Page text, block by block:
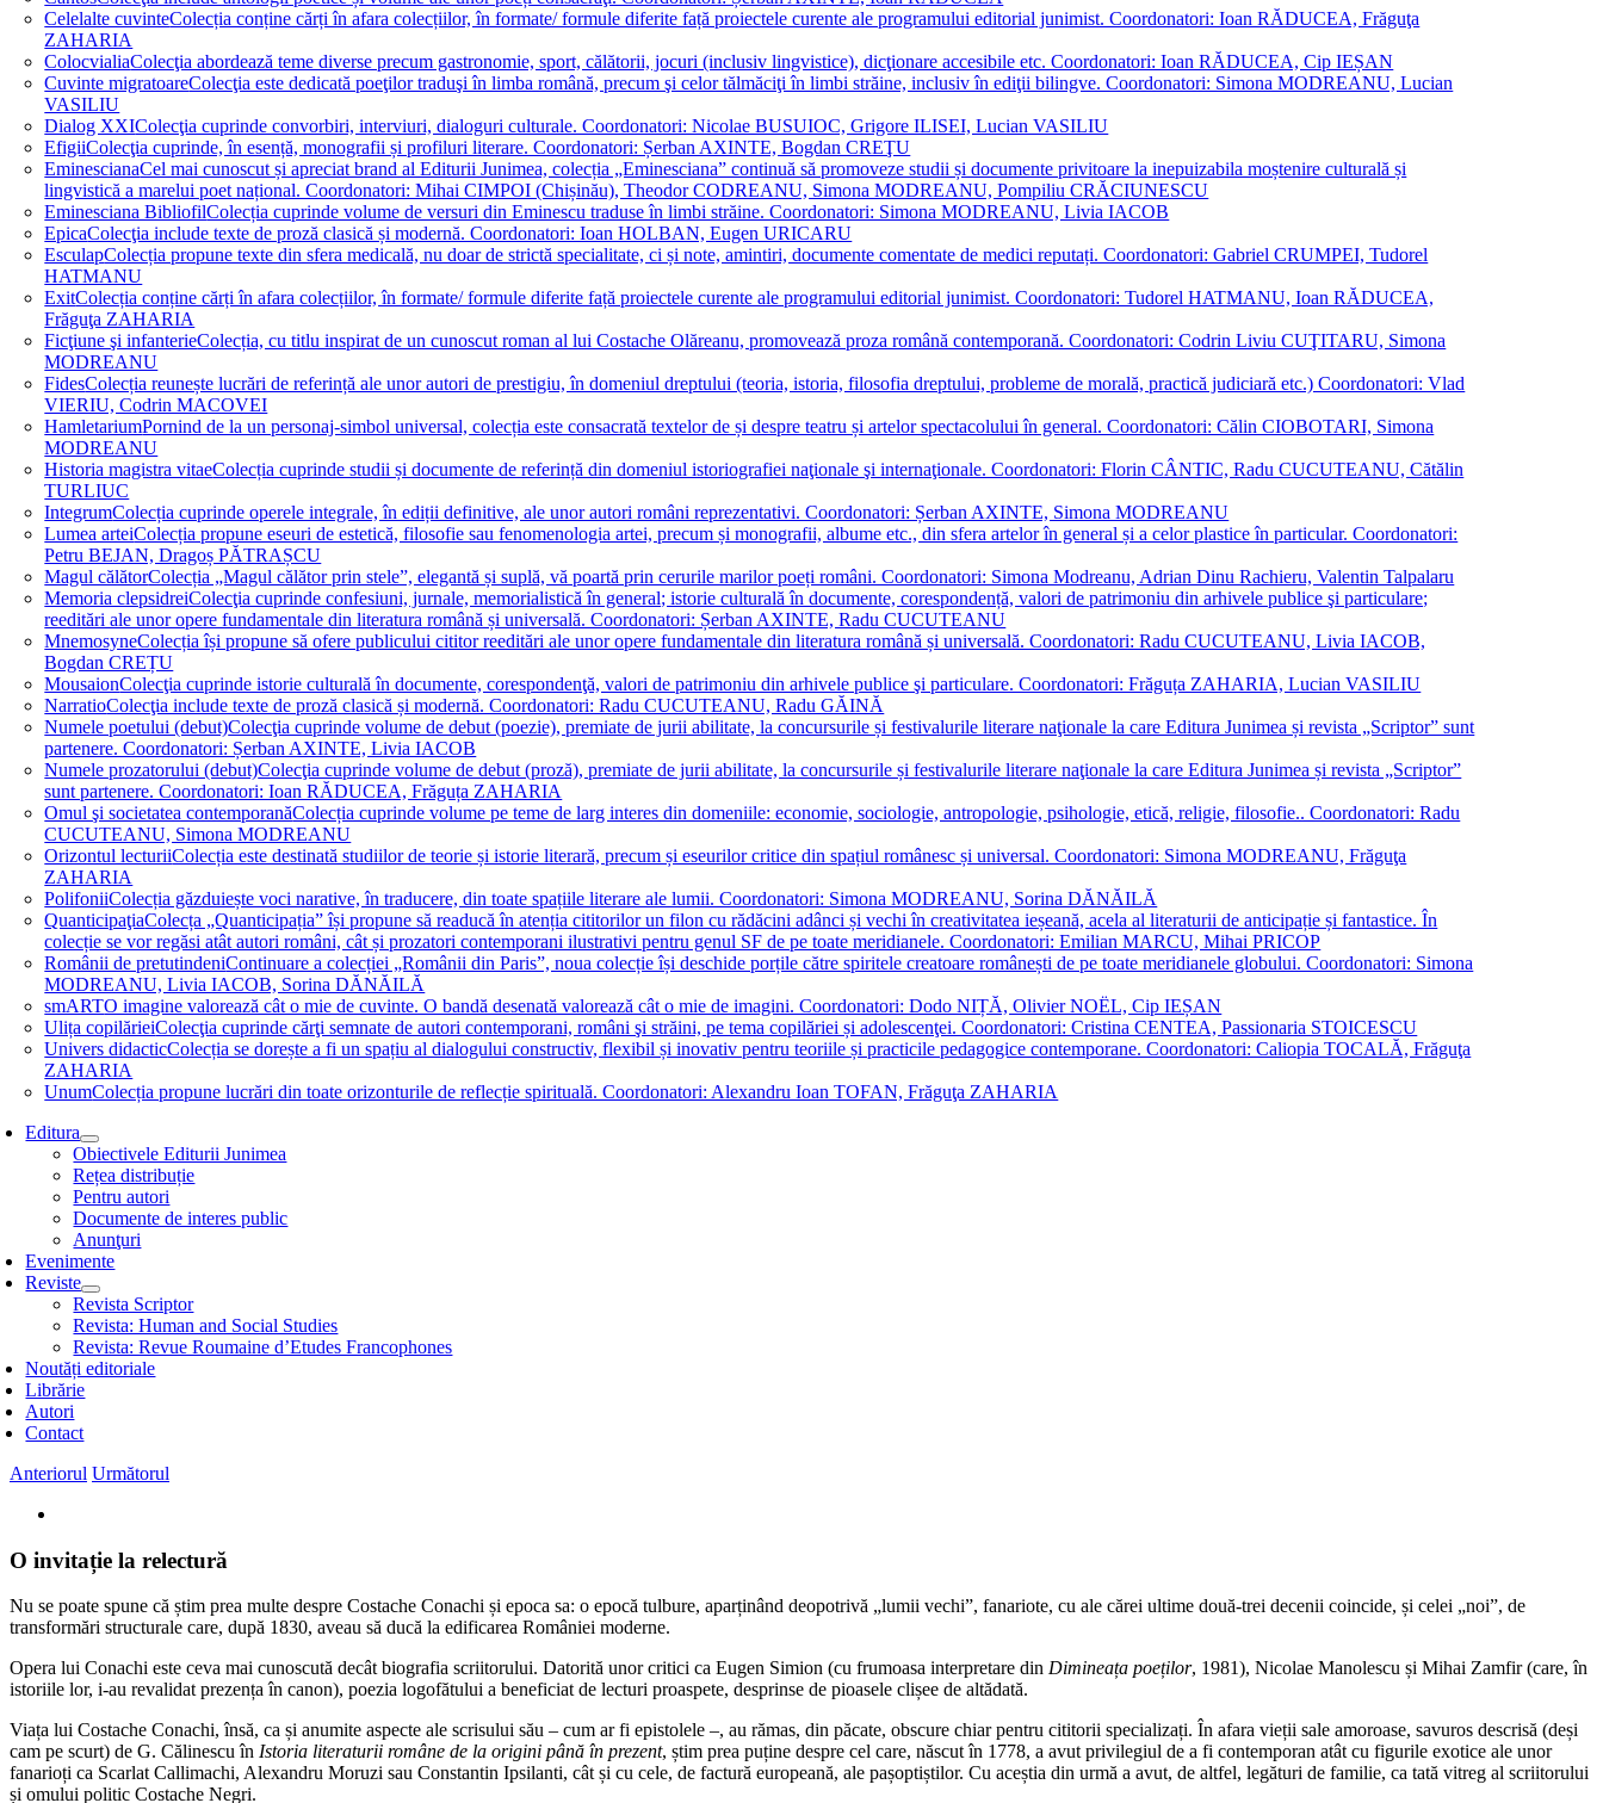
Celelalte cuvinteColecția conține cărți în afara colecțiilor, în formate/ formule diferite față proiectele curente ale programului editorial junimist. Coordonatori: Ioan RĂDUCEA, Frăguţa
ZAHARIA
ColocvialiaColecţia abordează teme diverse precum gastronomie, sport, călătorii, jocuri (inclusiv lingvistice), dicţionare accesibile etc. Coordonatori: Ioan RĂDUCEA, Cip IEȘAN
Cuvinte migratoareColecţia este dedicată poeţilor traduşi în limba română, precum şi celor tălmăciţi în limbi străine, inclusiv în ediţii bilingve. Coordonatori: Simona MODREANU, Lucian
VASILIU
Dialog XXIColecţia cuprinde convorbiri, interviuri, dialoguri culturale. Coordonatori: Nicolae BUSUIOC, Grigore ILISEI, Lucian VASILIU
EfigiiColecţia cuprinde, în esență, monografii și profiluri literare. Coordonatori: Șerban AXINTE, Bogdan CREŢU
EminescianaCel mai cunoscut și apreciat brand al Editurii Junimea, colecția „Eminesciana” continuă să promoveze studii și documente privitoare la inepuizabila moștenire culturală și
lingvistică a marelui poet național. Coordonatori: Mihai CIMPOI (Chișinău), Theodor CODREANU, Simona MODREANU, Pompiliu CRĂCIUNESCU
Eminesciana BibliofilColecția cuprinde volume de versuri din Eminescu traduse în limbi străine. Coordonatori: Simona MODREANU, Livia IACOB
EpicaColecţia include texte de proză clasică și modernă. Coordonatori: Ioan HOLBAN, Eugen URICARU
EsculapColecția propune texte din sfera medicală, nu doar de strictă specialitate, ci și note, amintiri, documente comentate de medici reputați. Coordonatori: Gabriel CRUMPEI, Tudorel
HATMANU
ExitColecția conține cărți în afara colecțiilor, în formate/ formule diferite față proiectele curente ale programului editorial junimist. Coordonatori: Tudorel HATMANU, Ioan RĂDUCEA,
Frăguţa ZAHARIA
Ficţiune şi infanterieColecția, cu titlu inspirat de un cunoscut roman al lui Costache Olăreanu, promovează proza română contemporană. Coordonatori: Codrin Liviu CUŢITARU, Simona
MODREANU
FidesColecția reunește lucrări de referință ale unor autori de prestigiu, în domeniul dreptului (teoria, istoria, filosofia dreptului, probleme de morală, practică judiciară etc.) Coordonatori: Vlad
VIERIU, Codrin MACOVEI
HamletariumPornind de la un personaj-simbol universal, colecția este consacrată textelor de și despre teatru și artelor spectacolului în general. Coordonatori: Călin CIOBOTARI, Simona
MODREANU
Historia magistra vitaeColecția cuprinde studii și documente de referință din domeniul istoriografiei naţionale şi internaţionale. Coordonatori: Florin CÂNTIC, Radu CUCUTEANU, Cătălin
TURLIUC
IntegrumColecția cuprinde operele integrale, în ediții definitive, ale unor autori români reprezentativi. Coordonatori: Șerban AXINTE, Simona MODREANU
Lumea arteiColecția propune eseuri de estetică, filosofie sau fenomenologia artei, precum și monografii, albume etc., din sfera artelor în general și a celor plastice în particular. Coordonatori:
Petru BEJAN, Dragoș PĂTRAȘCU
Magul călătorColecția „Magul călător prin stele”, elegantă și suplă, vă poartă prin cerurile marilor poeți români. Coordonatori: Simona Modreanu, Adrian Dinu Rachieru, Valentin Talpalaru
Memoria clepsidreiColecţia cuprinde confesiuni, jurnale, memorialistică în general; istorie culturală în documente, corespondență, valori de patrimoniu din arhivele publice şi particulare;
reeditări ale unor opere fundamentale din literatura română și universală. Coordonatori: Șerban AXINTE, Radu CUCUTEANU
MnemosyneColecția își propune să ofere publicului cititor reeditări ale unor opere fundamentale din literatura română și universală. Coordonatori: Radu CUCUTEANU, Livia IACOB,
Bogdan CREȚU
MousaionColecţia cuprinde istorie culturală în documente, corespondenţă, valori de patrimoniu din arhivele publice şi particulare. Coordonatori: Frăguța ZAHARIA, Lucian VASILIU
NarratioColecţia include texte de proză clasică și modernă. Coordonatori: Radu CUCUTEANU, Radu GĂINĂ
Numele poetului (debut)Colecţia cuprinde volume de debut (poezie), premiate de jurii abilitate, la concursurile și festivalurile literare naţionale la care Editura Junimea și revista „Scriptor” sunt
partenere. Coordonatori: Șerban AXINTE, Livia IACOB
Numele prozatorului (debut)Colecţia cuprinde volume de debut (proză), premiate de jurii abilitate, la concursurile și festivalurile literare naţionale la care Editura Junimea și revista „Scriptor”
sunt partenere. Coordonatori: Ioan RĂDUCEA, Frăguța ZAHARIA
Omul şi societatea contemporanăColecția cuprinde volume pe teme de larg interes din domeniile: economie, sociologie, antropologie, psihologie, etică, religie, filosofie.. Coordonatori: Radu
CUCUTEANU, Simona MODREANU
Orizontul lecturiiColecția este destinată studiilor de teorie și istorie literară, precum și eseurilor critice din spațiul românesc și universal. Coordonatori: Simona MODREANU, Frăguţa
ZAHARIA
PolifoniiColecția găzduiește voci narative, în traducere, din toate spațiile literare ale lumii. Coordonatori: Simona MODREANU, Sorina DĂNĂILĂ
QuanticipaţiaColecța „Quanticipația” își propune să readucă în atenția cititorilor un filon cu rădăcini adânci și vechi în creativitatea ieșeană, acela al literaturii de anticipație și fantastice. În
colecție se vor regăsi atât autori români, cât și prozatori contemporani ilustrativi pentru genul SF de pe toate meridianele. Coordonatori: Emilian MARCU, Mihai PRICOP
Românii de pretutindeniContinuare a colecției „Românii din Paris”, noua colecție își deschide porțile către spiritele creatoare românești de pe toate meridianele globului. Coordonatori: Simona
MODREANU, Livia IACOB, Sorina DĂNĂILĂ
smARTO imagine valorează cât o mie de cuvinte. O bandă desenată valorează cât o mie de imagini. Coordonatori: Dodo NIȚĂ, Olivier NOËL, Cip IEȘAN
Ulița copilărieiColecţia cuprinde cărţi semnate de autori contemporani, români şi străini, pe tema copilăriei și adolescenţei. Coordonatori: Cristina CENTEA, Passionaria STOICESCU
Univers didacticColecția se dorește a fi un spațiu al dialogului constructiv, flexibil și inovativ pentru teoriile și practicile pedagogice contemporane. Coordonatori: Caliopia TOCALĂ, Frăguţa
ZAHARIA
UnumColecția propune lucrări din toate orizonturile de reflecție spirituală. Coordonatori: Alexandru Ioan TOFAN, Frăguţa ZAHARIA
Editura
Obiectivele Editurii Junimea
Rețea distribuție
Pentru autori
Documente de interes public
Anunţuri
Evenimente
Reviste
Revista Scriptor
Revista: Human and Social Studies
Revista: Revue Roumaine d’Etudes Francophones
Noutăți editoriale
Librărie
Autori
Contact
Anteriorul Următorul
Image
O invitație la relectură
Nu se poate spune că știm prea multe despre Costache Conachi și epoca sa: o epocă tulbure, aparținând deopotrivă „lumii vechi”, fanariote, cu ale cărei ultime două-trei decenii coincide, și celei „noi”, de
transformări structurale care, după 1830, aveau să ducă la edificarea României moderne.
Opera lui Conachi este ceva mai cunoscută decât biografia scriitorului. Datorită unor critici ca Eugen Simion (cu frumoasa interpretare din Dimineața poeților, 1981), Nicolae Manolescu și Mihai Zamfir (care, în
istoriile lor, i-au revalidat prezența în canon), poezia logofătului a beneficiat de lecturi proaspete, desprinse de pioasele clișee de altădată.
Viața lui Costache Conachi, însă, ca și anumite aspecte ale scrisului său – cum ar fi epistolele –, au rămas, din păcate, obscure chiar pentru cititorii specializați. În afara vieții sale amoroase, savuros descrisă (deși
cam pe scurt) de G. Călinescu în Istoria literaturii române de la origini până în prezent, știm prea puține despre cel care, născut în 1778, a avut privilegiul de a fi contemporan atât cu figurile exotice ale unor
fanarioți ca Scarlat Callimachi, Alexandru Moruzi sau Constantin Ipsilanti, cât și cu cele, de factură europeană, ale pașoptiștilor. Cu aceștia din urmă a avut, de altfel, legături de familie, ca tată vitreg al scriitorului
și omului politic Costache Negri.